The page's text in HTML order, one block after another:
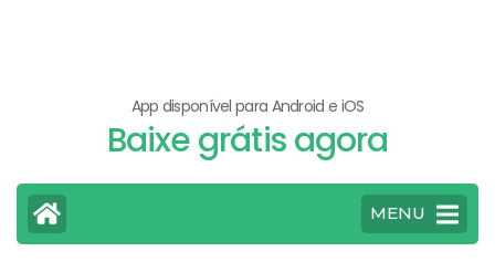
App disponível para Android e iOS
Baixe grátis agora
MENU